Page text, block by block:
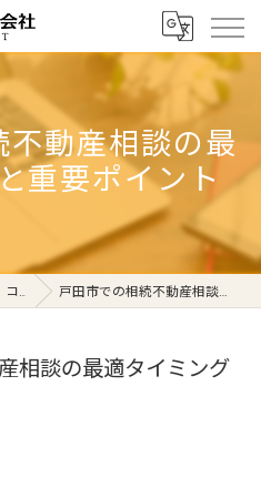
動産相談の最
重要ポイント
コラム 戸田市での相続不動産相談の最適タイミングと重要ポイント
相談の最適タイミング